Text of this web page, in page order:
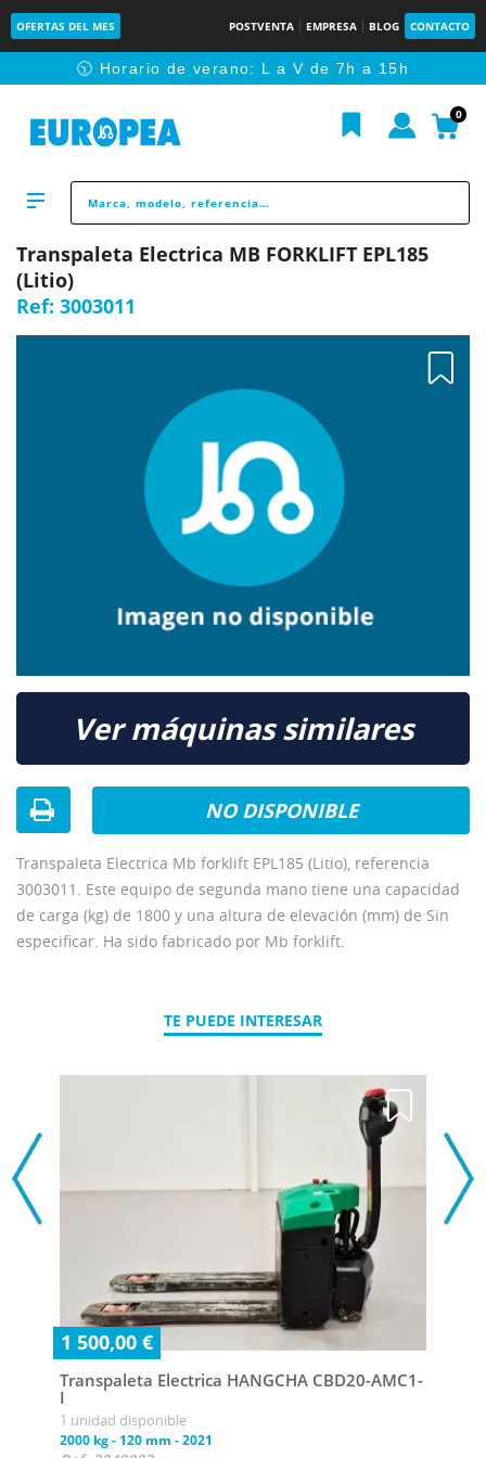
OFERTAS DEL MES POSTVENTA EMPRESA BLOG CONTACTO
🕥 Horario de verano: L a V de 7h a 15h
0
Transpaleta Electrica MB FORKLIFT EPL185
(Litio)
Ref: 3003011
Transpaleta Electrica Mb forklift EPL185 (Litio), referencia
3003011. Este equipo de segunda mano tiene una capacidad
de carga (kg) de 1800 y una altura de elevación (mm) de Sin
especificar. Ha sido fabricado por Mb forklift.
Ver máquinas similares
NO DISPONIBLE
TE PUEDE INTERESAR
1 500,00 €
Transpaleta Electrica HANGCHA CBD20-AMC1-
I
1 unidad disponible
2000 kg- 120 mm -2021